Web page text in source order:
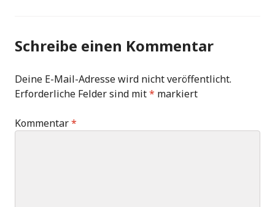
Schreibe einen Kommentar
Deine E-Mail-Adresse wird nicht veröffentlicht.
Erforderliche Felder sind mit* markiert
Kommentar*